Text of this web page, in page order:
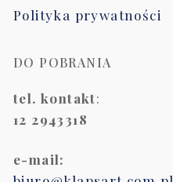
Polityka prywatności
DO POBRANIA
tel. kontakt:
12 2943318
e-mail: